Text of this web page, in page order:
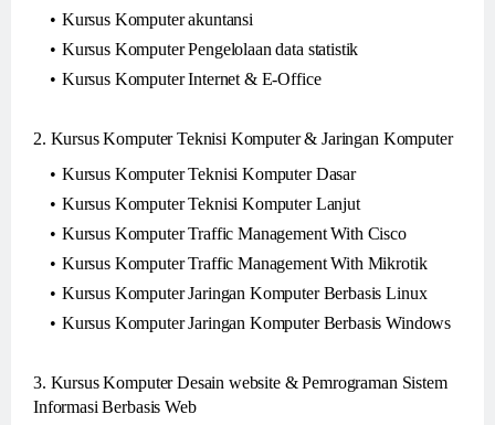
Kursus Komputer akuntansi
Kursus Komputer Pengelolaan data statistik
Kursus Komputer Internet & E-Office
2. Kursus Komputer Teknisi Komputer & Jaringan Komputer
Kursus Komputer Teknisi Komputer Dasar
Kursus Komputer Teknisi Komputer Lanjut
Kursus Komputer Traffic Management With Cisco
Kursus Komputer Traffic Management With Mikrotik
Kursus Komputer Jaringan Komputer Berbasis Linux
Kursus Komputer Jaringan Komputer Berbasis Windows
3. Kursus Komputer Desain website & Pemrograman Sistem
Informasi Berbasis Web